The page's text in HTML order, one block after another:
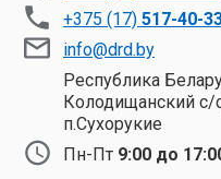
+375 (17) 517-40-
info@drd.by
Республика
Колодищанский с/
п.Сухорукие
Пн-Пт 9:00 до